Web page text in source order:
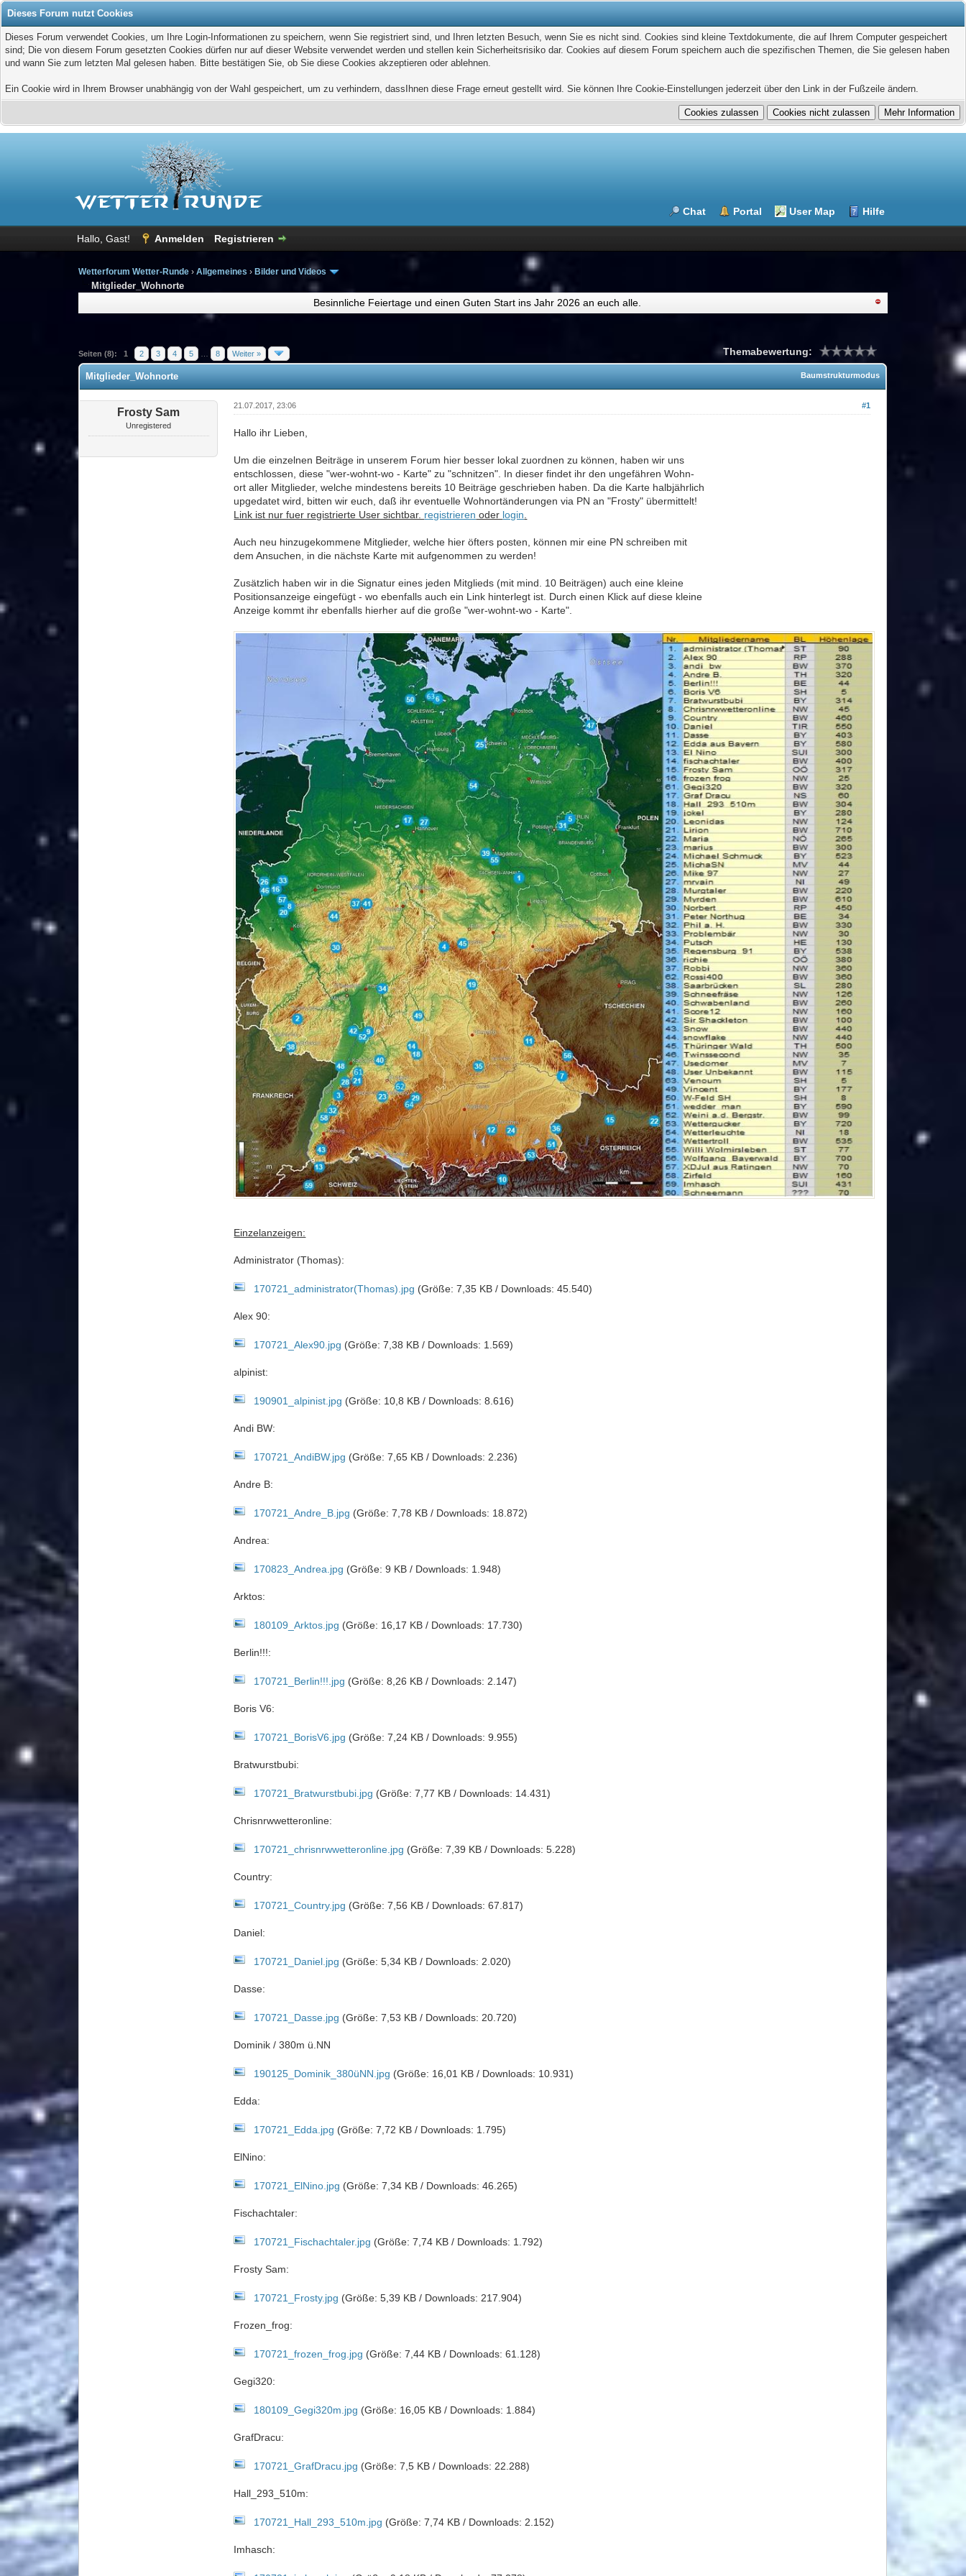
Dieses Forum nutzt Cookies
Dieses Forum verwendet Cookies, um Ihre Login-Informationen zu speichern, wenn Sie registriert sind, und Ihren letzten Besuch, wenn Sie es nicht sind. Cookies sind kleine Textdokumente, die auf Ihrem Computer gespeichert
sind; Die von diesem Forum gesetzten Cookies dürfen nur auf dieser Website verwendet werden und stellen kein Sicherheitsrisiko dar. Cookies auf diesem Forum speichern auch die spezifischen Themen, die Sie gelesen haben
und wann Sie zum letzten Mal gelesen haben. Bitte bestätigen Sie, ob Sie diese Cookies akzeptieren oder ablehnen.
Ein Cookie wird in Ihrem Browser unabhängig von der Wahl gespeichert, um zu verhindern, dassIhnen diese Frage erneut gestellt wird. Sie können Ihre Cookie-Einstellungen jederzeit über den Link in der Fußzeile ändern.
Chat Portal User Map Hilfe
Hallo, Gast! Anmelden Registrieren
Wetterforum Wetter-Runde ›Allgemeines › Bilder und Videos
Mitglieder_Wohnorte
Besinnliche Feiertage und einen Guten Start ins Jahr 2026 an euch alle.
Seiten (8): 1 2 3 4 5 8 Weiter » Themabewertung:
0 Bewertung(en) - 0 im Durchschnitt
1
2
3
4
5
Baumstrukturmodus
Mitglieder_Wohnorte
Frosty Sam
Unregistered
#1
21.07.2017, 23:06
Hallo ihr Lieben,
Um die einzelnen Beiträge in unserem Forum hier besser lokal zuordnen zu können, haben wir uns
entschlossen, diese "wer-wohnt-wo - Karte" zu "schnitzen". In dieser findet ihr den ungefähren Wohn-
ort aller Mitglieder, welche mindestens bereits 10 Beiträge geschrieben haben. Da die Karte halbjährlich
upgedatet wird, bitten wir euch, daß ihr eventuelle Wohnortänderungen via PN an "Frosty" übermittelt!
Link ist nur fuer registrierte User sichtbar. registrieren oder login
Auch neu hinzugekommene Mitglieder, welche hier öfters posten, können mir eine PN schreiben mit
dem Ansuchen, in die nächste Karte mit aufgenommen zu werden!
Zusätzlich haben wir in die Signatur eines jeden Mitglieds (mit mind. 10 Beiträgen) auch eine kleine
Positionsanzeige eingefügt - wo ebenfalls auch ein Link hinterlegt ist. Durch einen Klick auf diese kleine
Anzeige kommt ihr ebenfalls hierher auf die große "wer-wohnt-wo - Karte".
Einzelanzeigen:
Administrator (Thomas):
170721_administrator(Thomas).jpg (Größe: 7,35 KB / Downloads: 45.540)
Alex 90:
170721_Alex90.jpg (Größe: 7,38 KB / Downloads: 1.569)
alpinist:
190901_alpinist.jpg (Größe: 10,8 KB / Downloads: 8.616)
Andi BW:
170721_AndiBW.jpg (Größe: 7,65 KB / Downloads: 2.236)
Andre B:
170721_Andre_B.jpg (Größe: 7,78 KB / Downloads: 18.872)
Andrea:
170823_Andrea.jpg (Größe: 9 KB / Downloads: 1.948)
Arktos:
180109_Arktos.jpg (Größe: 16,17 KB / Downloads: 17.730)
Berlin!!!:
170721_Berlin!!!.jpg (Größe: 8,26 KB / Downloads: 2.147)
Boris V6:
170721_BorisV6.jpg (Größe: 7,24 KB / Downloads: 9.955)
Bratwurstbubi:
170721_Bratwurstbubi.jpg (Größe: 7,77 KB / Downloads: 14.431)
Chrisnrwwetteronline:
170721_chrisnrwwetteronline.jpg (Größe: 7,39 KB / Downloads: 5.228)
Country:
170721_Country.jpg (Größe: 7,56 KB / Downloads: 67.817)
Daniel:
170721_Daniel.jpg (Größe: 5,34 KB / Downloads: 2.020)
Dasse:
170721_Dasse.jpg (Größe: 7,53 KB / Downloads: 20.720)
Dominik / 380m ü.NN
190125_Dominik_380üNN.jpg (Größe: 16,01 KB / Downloads: 10.931)
Edda:
170721_Edda.jpg (Größe: 7,72 KB / Downloads: 1.795)
ElNino:
170721_ElNino.jpg (Größe: 7,34 KB / Downloads: 46.265)
Fischachtaler:
170721_Fischachtaler.jpg (Größe: 7,74 KB / Downloads: 1.792)
Frosty Sam:
170721_Frosty.jpg (Größe: 5,39 KB / Downloads: 217.904)
Frozen_frog:
170721_frozen_frog.jpg (Größe: 7,44 KB / Downloads: 61.128)
Gegi320:
180109_Gegi320m.jpg (Größe: 16,05 KB / Downloads: 1.884)
GrafDracu:
170721_GrafDracu.jpg (Größe: 7,5 KB / Downloads: 22.288)
Hall_293_510m:
170721_Hall_293_510m.jpg (Größe: 7,74 KB / Downloads: 2.152)
Imhasch: